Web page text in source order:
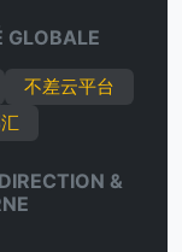
GLOBALE
不差云平台
&